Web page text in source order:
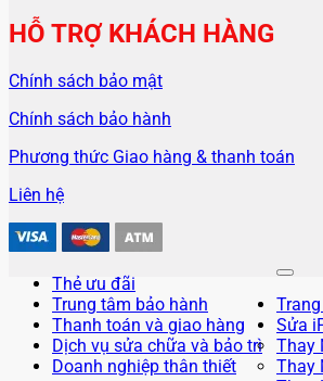
HỖ TRỢ KHÁCH HÀNG
Chính sách bảo mật
Chính sách bảo hành
Phương thức Giao hàng & thanh toán
Liên hệ
Thẻ ưu đãi
Trung tâm bảo hành
Thanh toán và giao hàng
Dịch vụ sửa chữa và bảo trì
Doanh nghiệp thân thiết
Sửa
Thay
Thay